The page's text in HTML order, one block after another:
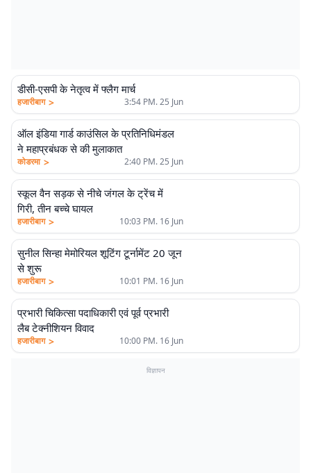
डीसी-एसपी के नेतृत्व में फ्लैग मार्च
हजारीबाग > 3:54 PM. 25 Jun
ऑल इंडिया गार्ड काउंसिल के प्रतिनिधिमंडल
ने महाप्रबंधक से की मुलाकात
कोडरमा > 2:40 PM. 25 Jun
स्कूल वैन सड़क से नीचे जंगल के ट्रेंच में
गिरी, तीन बच्चे घायल
हजारीबाग > 10:03 PM. 16 Jun
सुनील सिन्हा मेमोरियल शूटिंग टूर्नामेंट 20 जून
से शुरू
हजारीबाग > 10:01 PM. 16 Jun
प्रभारी चिकित्सा पदाधिकारी एवं पूर्व प्रभारी
लैब टेक्नीशियन विवाद
हजारीबाग > 10:00 PM. 16 Jun
विज्ञापन